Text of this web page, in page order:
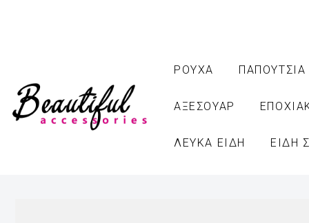
ΡΟΥΧΑ ΠΑΠΟΥΤΣΙΑ
ΑΞΕΣΟΥΑΡ
ΛΕΥΚΑ ΕΙΔΗ ΕΙΔΗ